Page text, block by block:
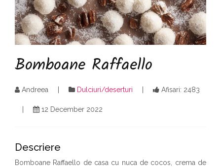
Bomboane Raffaello
Andreea Dulciuri/deserturi Afisari: 2483
12 December 2022
Descriere
Bomboane Raffaello de casa cu nuca de cocos, crema de